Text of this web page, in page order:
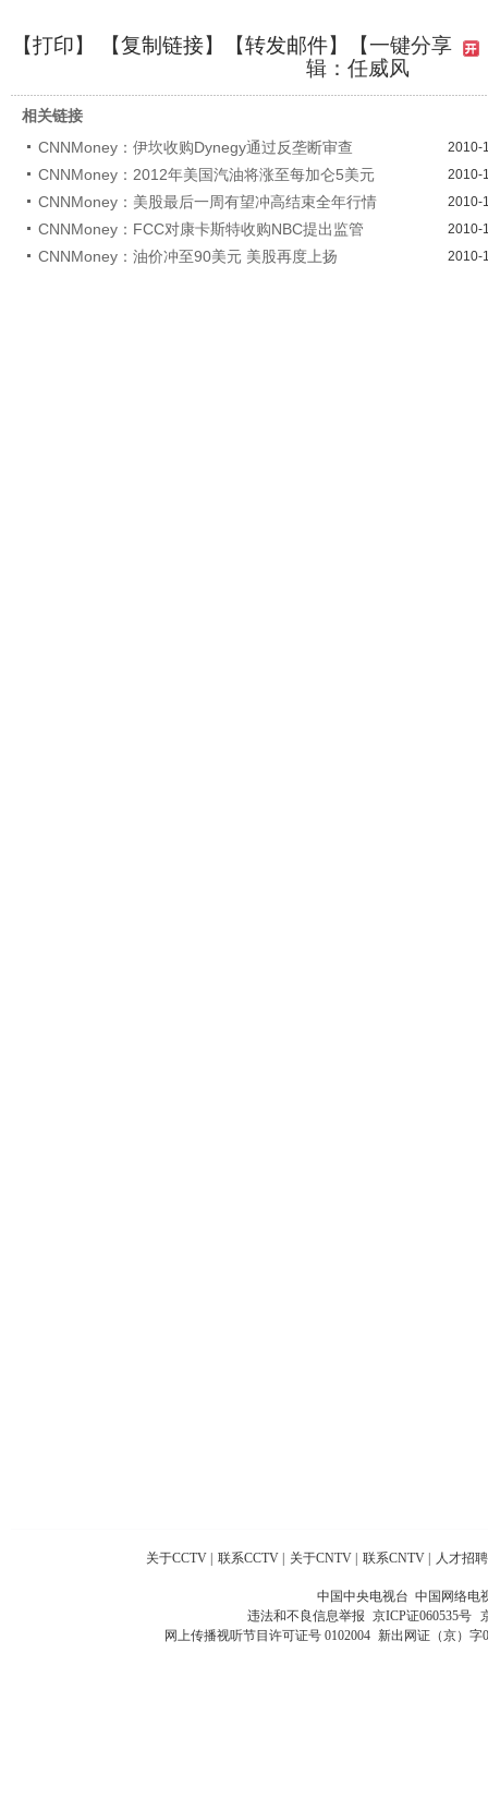
【打印】 【复制链接】【转发邮件】
【一键分享
辑：任威风
相关链接
CNNMoney：伊坎收购Dynegy通过反垄断审查
2010-
CNNMoney：2012年美国汽油将涨至每加仑5美元 2010-
CNNMoney：美股最后一周有望冲高结束全年行情 2010-
CNNMoney：FCC对康卡斯特收购NBC提出监管 2010-
CNNMoney：油价冲至90美元 美股再度上扬 2010-
关于CCTV 联系CCTV 关于CNTV 联系CNTV 人才招聘
中国中央电视台 中国网络电
违法和不良信息举报 京ICP证060535号
网上传播视听节目许可证号 0102004 新出网证（京）